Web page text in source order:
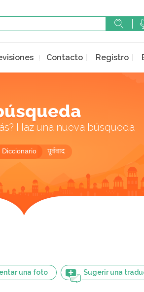
Contacto Registro
Haz una nueva búsqueda
Diccionario पूर्ववाद
una foto Sugerir una